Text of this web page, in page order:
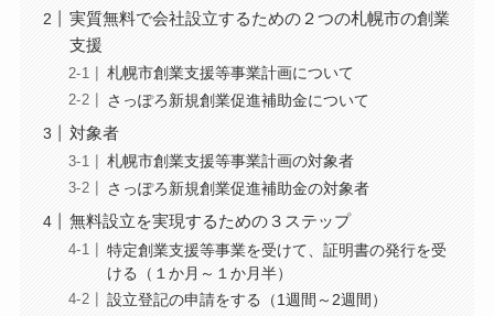
実質無料で会社設立するための２つの札幌市の創業
支援
札幌市創業支援等事業計画について
さっぽろ新規創業促進補助金について
対象者
札幌市創業支援等事業計画の対象者
さっぽろ新規創業促進補助金の対象者
無料設立を実現するための３ステップ
特定創業支援等事業を受けて、証明書の発行を受
ける（１か月～１か月半）
設立登記の申請をする（1週間～2週間）